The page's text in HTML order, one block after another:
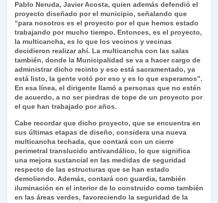
Pablo Neruda, Javier Acosta, quien además defendió el
proyecto diseñado por el municipio, señalando que
“para nosotros es el proyecto por el que hemos estado
trabajando por mucho tiempo. Entonces, es el proyecto,
la multicancha, es lo que los vecinos y vecinas
decidieron realizar ahí. La multicancha con las salas
también, donde la Municipalidad se va a hacer cargo de
administrar dicho recinto y eso está sacramentado, ya
está listo, la gente votó por eso y es lo que esperamos”.
En esa línea, el dirigente llamó a personas que no estén
de acuerdo, a no ser piedras de tope de un proyecto por
el que han trabajado por años.
Cabe recordar que dicho proyecto, que se encuentra en
sus últimas etapas de diseño, considera una nueva
multicancha techada, que contará con un cierre
perimetral translucido antivandálico, lo que significa
una mejora sustancial en las medidas de seguridad
respecto de las estructuras que se han estado
demoliendo. Además, contará con guardia, también
iluminación en el interior de lo construido como también
en las áreas verdes, favoreciendo la seguridad de la